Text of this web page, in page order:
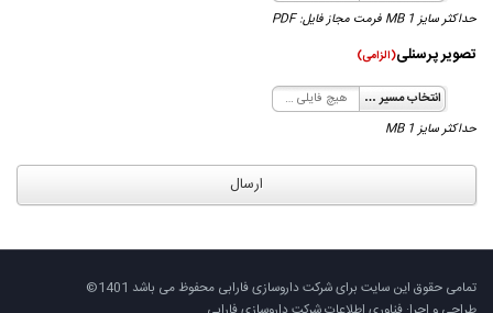
حداکثر سایز 1 MB فرمت مجاز فایل: PDF
تصویر پرسنلی(الزامی)
هیچ فایلی انتخاب نشده است
انتخاب مسیر …
حداکثر سایز 1 MB
ارسال
تمامی حقوق این سایت برای شرکت داروسازی فارابی محفوظ می باشد 1401©